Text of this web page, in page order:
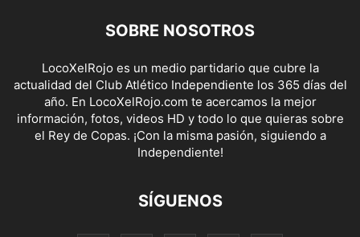
SOBRE NOSOTROS
LocoXelRojo es un medio partidario que cubre la
actualidad del Club Atlético Independiente los 365 días del
año. En LocoXelRojo.com te acercamos la mejor
información, fotos, videos HD y todo lo que quieras sobre
el Rey de Copas. ¡Con la misma pasión, siguiendo a
Independiente!
SÍGUENOS